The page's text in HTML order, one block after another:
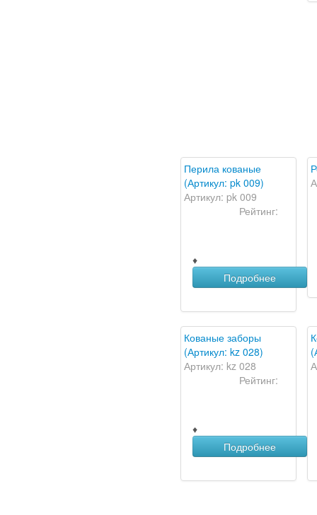
Перила кованые
(Артикул: pk 009)
Артикул: pk 009
Рейтинг:
♦
Подробнее
Кованые заборы
(Артикул: kz 028)
Артикул: kz 028
Рейтинг:
♦
Подробнее